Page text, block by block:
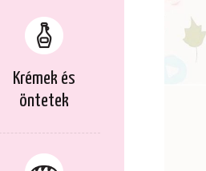
Krémek és
öntetek